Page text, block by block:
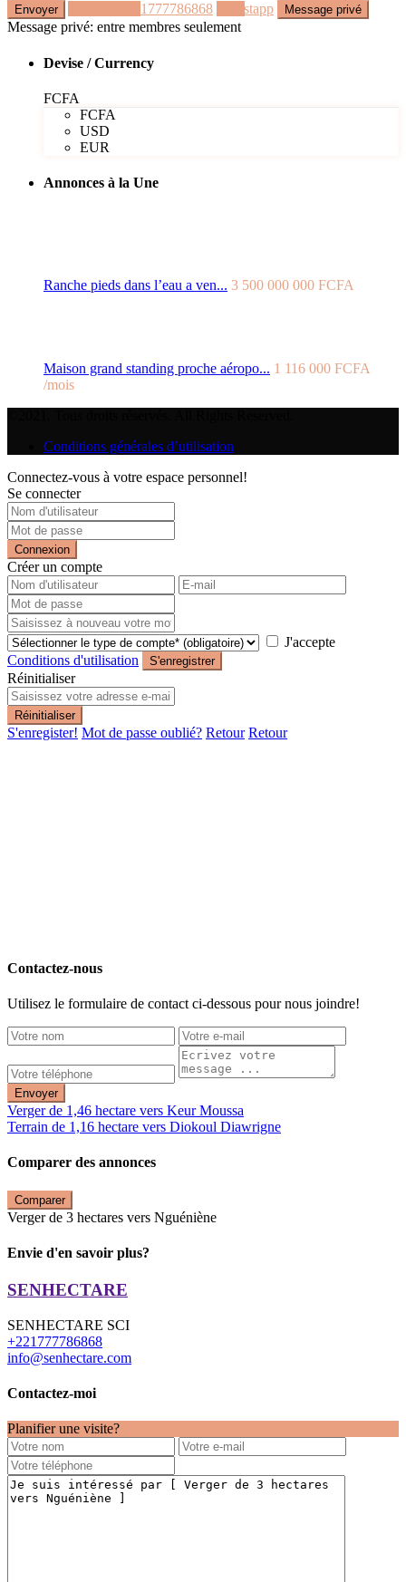
+221777786868
Whastapp
Message privé: entre membres seulement
Devise / Currency
FCFA
FCFA
USD
EUR
Annonces à la Une
Ranche pieds dans l’eau a ven... 3 500 000 000 FCFA
Maison grand standing proche aéropo... 1 116 000 FCFA
/mois
Conditions générales d’utilisation
Connectez-vous à votre espace personnel!
Se connecter
Connexion
Créer un compte
J'accepte
Conditions d'utilisation
S'enregistrer
Réinitialiser
Réinitialiser
S'enregister! Mot de passe oublié? Retour Retour
Contactez-nous
Utilisez le formulaire de contact ci-dessous pour nous joindre!
Envoyer
Verger de 1,46 hectare vers Keur Moussa
Terrain de 1,16 hectare vers Diokoul Diawrigne
Comparer des annonces
Comparer
Verger de 3 hectares vers Nguéniène
Envie d'en savoir plus?
SENHECTARE
SENHECTARE SCI
+221777786868
info@senhectare.com
Contactez-moi
Planifier une visite?